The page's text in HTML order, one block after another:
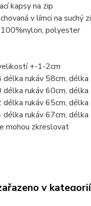
kapsy na zip
v límci na suchý
polyester
+-1-2cm
rukáv 58cm,
rukáv 60cm,
rukáv 65cm,
rukáv 67cm,
mohou zkreslovat
v